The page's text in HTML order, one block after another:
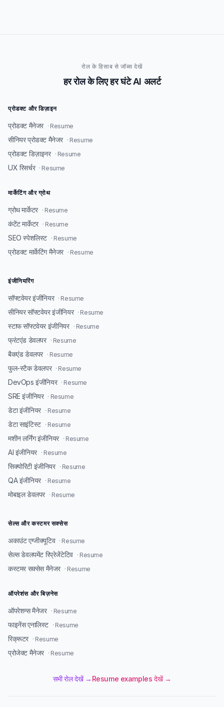
रोल के हिसाब से जॉब्स देखें
हर रोल के लिए हर घंटे AI अलर्ट
प्रोडक्ट और डिज़ाइन
प्रोडक्ट मैनेजर · Resume
सीनियर प्रोडक्ट मैनेजर · Resume
प्रोडक्ट डिज़ाइनर · Resume
UX रिसर्चर · Resume
मार्केटिंग और ग्रोथ
ग्रोथ मार्केटर · Resume
कंटेंट मार्केटर · Resume
SEO स्पेशलिस्ट · Resume
प्रोडक्ट मार्केटिंग मैनेजर · Resume
इंजीनियरिंग
सॉफ्टवेयर इंजीनियर · Resume
सीनियर सॉफ्टवेयर इंजीनियर · Resume
स्टाफ सॉफ्टवेयर इंजीनियर · Resume
फ्रंटएंड डेवलपर · Resume
बैकएंड डेवलपर · Resume
फुल-स्टैक डेवलपर · Resume
DevOps इंजीनियर · Resume
SRE इंजीनियर · Resume
डेटा इंजीनियर · Resume
डेटा साइंटिस्ट · Resume
मशीन लर्निंग इंजीनियर · Resume
AI इंजीनियर · Resume
सिक्योरिटी इंजीनियर · Resume
QA इंजीनियर · Resume
मोबाइल डेवलपर · Resume
सेल्स और कस्टमर सक्सेस
अकाउंट एग्जीक्यूटिव · Resume
सेल्स डेवलपमेंट रिप्रेजेंटेटिव · Resume
कस्टमर सक्सेस मैनेजर · Resume
ऑपरेशंस और बिज़नेस
ऑपरेशन्स मैनेजर · Resume
फाइनेंस एनालिस्ट · Resume
रिक्रूटर · Resume
प्रोजेक्ट मैनेजर · Resume
सभी रोल देखें → Resume examples देखें →